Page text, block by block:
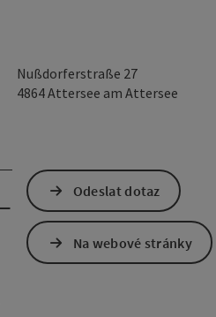
Nußdorferstraße 27
4864Attersee am Attersee
Odeslat dotaz
Na webové stránky